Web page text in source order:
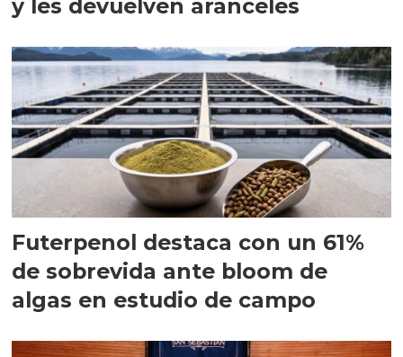
y les devuelven aranceles
Futerpenol destaca con un 61%
de sobrevida ante bloom de
algas en estudio de campo